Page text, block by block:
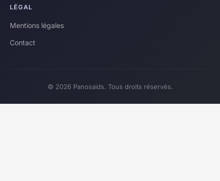
LÉGAL
Mentions légales
Contact
© 2026 Panosaids. Tous droits réservés.